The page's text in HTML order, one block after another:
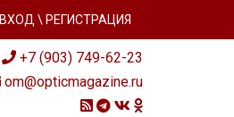
ВХОД \ РЕГИСТРАЦИЯ
+7 (903) 749-62-23
om@opticmagazine.ru